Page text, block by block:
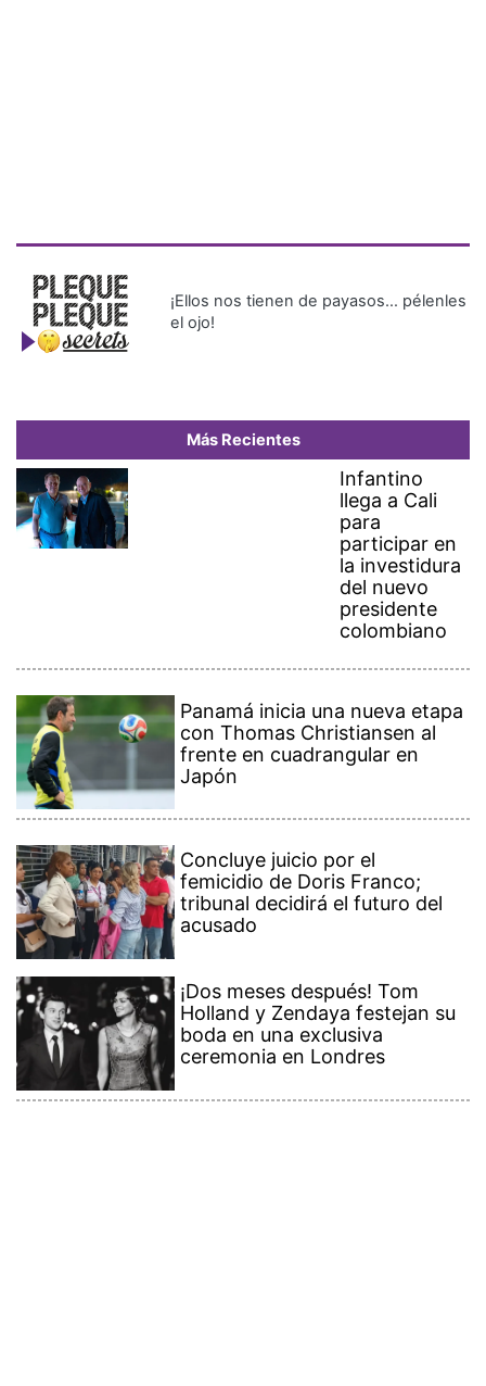
¡Ellos nos tienen de payasos… pélenles
el ojo!
Más Recientes
Infantino
llega a Cali
para
participar en
la investidura
del nuevo
presidente
colombiano
Panamá inicia una nueva etapa
con Thomas Christiansen al
frente en cuadrangular en
Japón
Concluye juicio por el
femicidio de Doris Franco;
tribunal decidirá el futuro del
acusado
¡Dos meses después! Tom
Holland y Zendaya festejan su
boda en una exclusiva
ceremonia en Londres